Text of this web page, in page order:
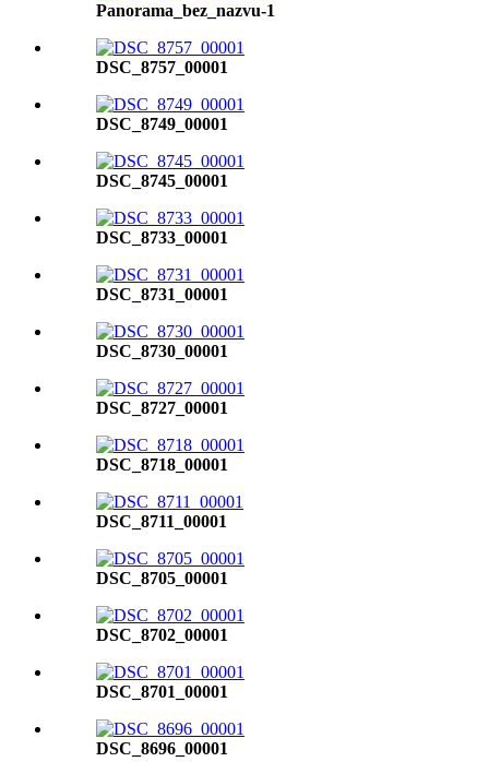
Panorama_bez_nazvu-1
DSC_8757_00001
DSC_8749_00001
DSC_8745_00001
DSC_8733_00001
DSC_8731_00001
DSC_8730_00001
DSC_8727_00001
DSC_8718_00001
DSC_8711_00001
DSC_8705_00001
DSC_8702_00001
DSC_8701_00001
DSC_8696_00001